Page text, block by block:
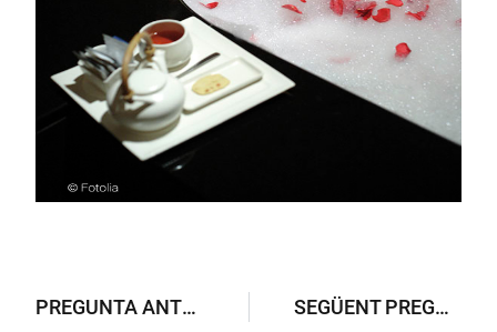
PREGUNTA ANTERIOR SEGÜENT PREGUNTA